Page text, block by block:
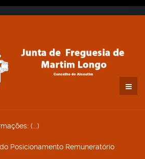
: (...)
Posicionamento Remuneratório